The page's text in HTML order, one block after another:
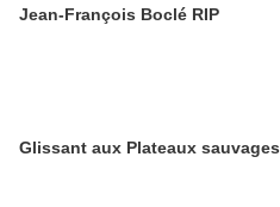
Jean-François Boclé RIP
Glissant aux Plateaux sauvages